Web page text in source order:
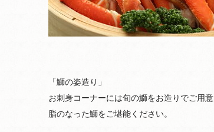
「鰤の姿造り」
お刺身コーナーには旬の鰤をお造りでご用意
脂のなった鰤をご堪能ください。